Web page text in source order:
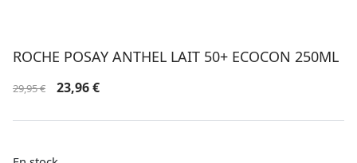
ROCHE POSAY ANTHEL LAIT 50+ ECOCON 250ML
29,95€
Le
initial
23,96€Le
actuel